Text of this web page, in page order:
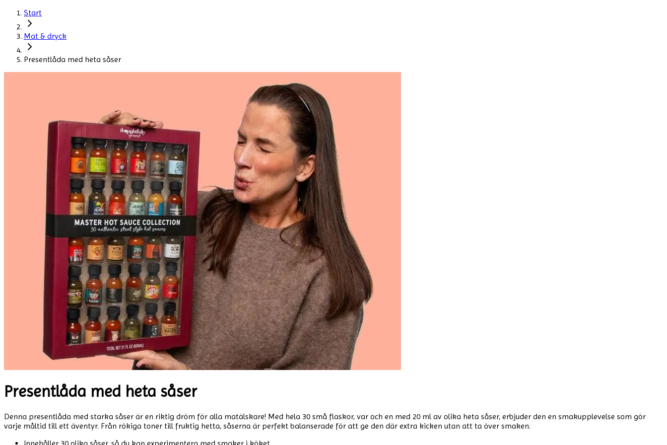
Start
Mat & dryck
Presentlåda med heta såser
Presentlåda med heta såser
Denna presentlåda med starka såser är en riktig dröm för alla matälskare! Med hela 30 små flaskor, var och en med 20 ml av olika heta såser, erbjuder den en smakupplevelse som gör
varje måltid till ett äventyr. Från rökiga toner till fruktig hetta, såserna är perfekt balanserade för att ge den där extra kicken utan att ta över smaken.